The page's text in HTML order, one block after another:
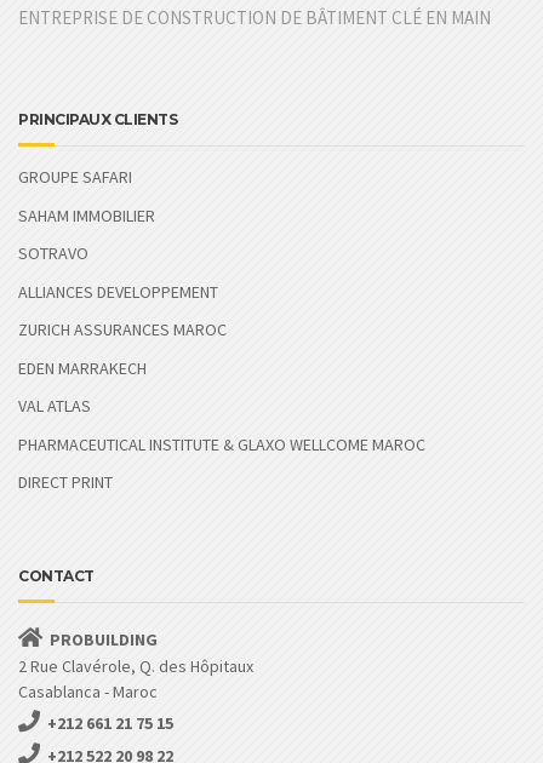
ENTREPRISE DE CONSTRUCTION DE BÂTIMENT CLÉ EN MAIN
PRINCIPAUX CLIENTS
GROUPE SAFARI
SAHAM IMMOBILIER
SOTRAVO
ALLIANCES DEVELOPPEMENT
ZURICH ASSURANCES MAROC
EDEN MARRAKECH
VAL ATLAS
PHARMACEUTICAL INSTITUTE & GLAXO WELLCOME MAROC
DIRECT PRINT
CONTACT
PROBUILDING
2 Rue Clavérole, Q. des Hôpitaux
Casablanca - Maroc
+212 661 21 75 15
+212 522 20 98 22